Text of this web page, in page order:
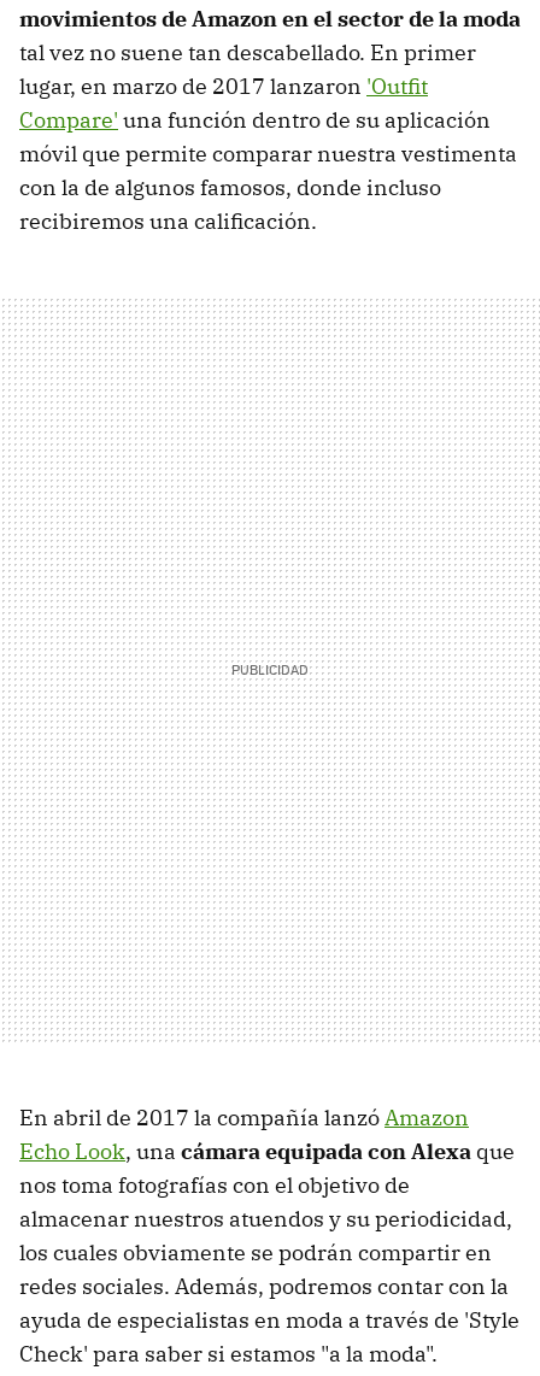
movimientos de Amazon en el sector de la moda
tal vez no suene tan descabellado. En primer
lugar, en marzo de 2017 lanzaron 'Outfit
Compare' una función dentro de su aplicación
móvil que permite comparar nuestra vestimenta
con la de algunos famosos, donde incluso
recibiremos una calificación.
En abril de 2017 la compañía lanzóAmazon
Echo Look, una cámara equipada con Alexa que
nos toma fotografías con el objetivo de
almacenar nuestros atuendos y su periodicidad,
los cuales obviamente se podrán compartir en
redes sociales. Además, podremos contar con la
ayuda de especialistas en moda a través de 'Style
Check' para saber si estamos "a la moda".